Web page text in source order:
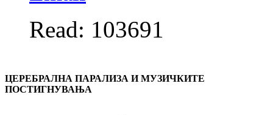
Read: 103691
ЦЕРЕБРАЛНА ПАРАЛИЗА И МУЗИЧКИТЕ
ПОСТИГНУВАЊА